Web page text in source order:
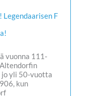
F
vuonna 111-
yli 50-vuotta
kun